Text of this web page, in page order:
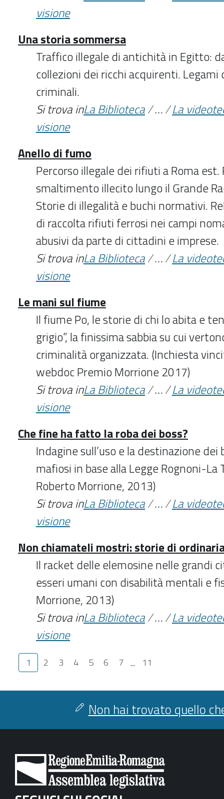
visione
Una storia sommersa
Traffico illegale di antichità in Egitto:
collezioni dei ricchi acquirenti.
criminali.
Si trova inLa Biblioteca/…/La
visione
Anello di fumo
Percorso illegale dei rifiuti a Roma est.
smaltimento illecito lungo il Grande
Storie di illegalità e buchi normativi.
di raccolta rifiuti ferrosi nei campi
abusivi da parte di cittadini e imprese.
Si trova inLa Biblioteca/…/La
visione
Le mani sul fiume
Il fiume Po, le storie di chi lo abita e
grigio”, la finissima sabbia su cui
criminalità organizzata. (Inchiesta
webdoc Premio Morrione 2017)
Si trova inLa Biblioteca/…/La
visione
Che fine ha fatto la roba dei boss?
Indagine sull’uso e la destinazione
mafiosi in base alla Legge Rognoni-La
Roberto Morrione, 2013)
Si trova inLa Biblioteca/…/La
visione
Non chiamateli mostri: storie di
Il racket delle elemosine nelle grandi
esseri umani con disabilità mentali e
Morrione, 2013)
Si trova inLa Biblioteca/…/La
visione
1 2 3 4 5 6 7 ... 11
Non hai trovato quello